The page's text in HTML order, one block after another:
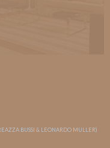
BUSSI & LEONARDO MULLER)